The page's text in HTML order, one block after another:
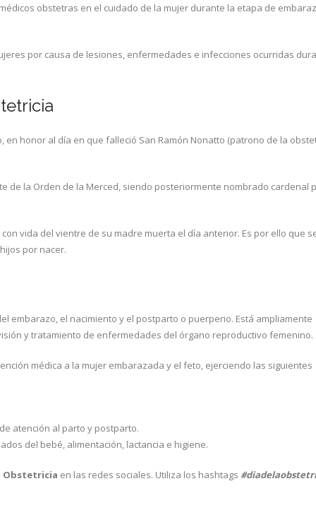
obstetras en el cuidado de la mujer durante la etapa de
por causa de lesiones, enfermedades e infecciones ocurridas
en honor al día en que falleció San Ramón Nonatto (patrono de la
de la Orden de la Merced, siendo posteriormente nombrado cardenal
vida del vientre de su madre muerta el día anterior. Es por ello que
por nacer.
embarazo, el nacimiento y el postparto o puerperio. Está ampliamente
y tratamiento de enfermedades del órgano reproductivo femenino.
médica a la mujer embarazada y el feto, ejerciendo las siguientes
atención al parto y postparto.
del bebé, alimentación, lactancia e higiene.
Obstetricia en las redes sociales. Utiliza los hashtags